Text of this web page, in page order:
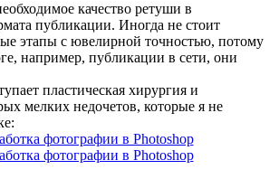
качество ретуши в
публикации. Иногда не стоит
этапы с ювелирной точностью, потому
например, публикации в сети, они
пластическая хирургия и
мелких недочетов, которые я не